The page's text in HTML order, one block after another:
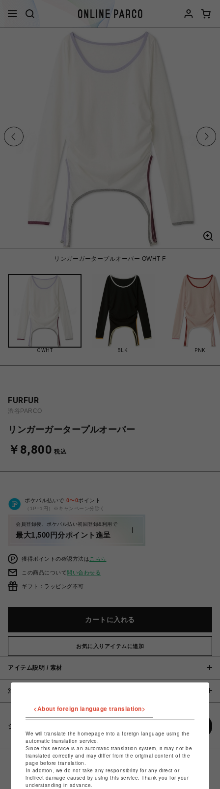
リンガーガータープルオーバー OWHT F
OWHT BLK PNK
FURFUR
渋谷PARCO
リンガーガータープルオーバー
￥8,800 税込
ポケパル払いで 0〜0ポイント
（1P=1円）※キャンペーン分除く
会員登録後、ポケパル払い初回登録&利用で
最大1,500円分ポイント進呈
獲得ポイントの確認方法は こちら
この商品について問い合わせる
ギフト：ラッピング不可
カートに入れる
お気に入りアイテムに追加
アイテム説明 / 素材
注意事項
シェアする
<About foreign language translation>
We will translate the homepage into a foreign language using the
automatic translation service.
Since this service is an automatic translation system, it may not be
translated correctly and may differ from the original content of the
page before translation.
In addition, we do not take any responsibility for any direct or
indirect damage caused by using this service. Thank you for your
understanding in advance.